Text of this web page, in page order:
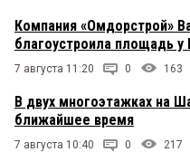
Компания «Омдорстрой»
благоустроила площадь
7 августа 11:20 0 163
В двух многоэтажках на
ближайшее время
7 августа 10:40 0 217